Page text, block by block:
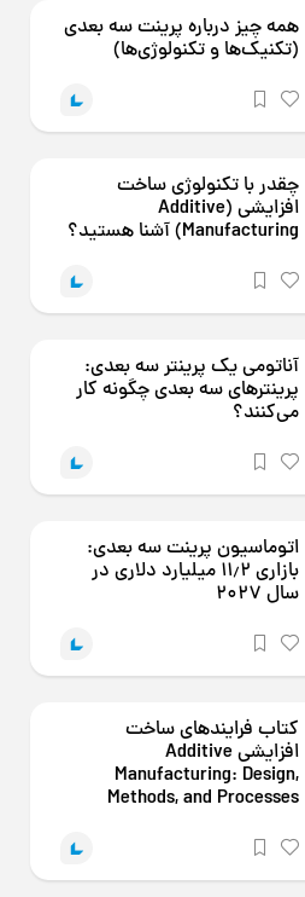
همه چیز درباره پرینت سه بعدی
(تکنیک‌ها و تکنولوژی‌ها)
چقدر با تکنولوژی ساخت
افزایشی (Additive
Manufacturing) آشنا هستید؟
آناتومی یک پرینتر سه بعدی:
پرینترهای سه بعدی چگونه کار
می‌کنند؟
اتوماسیون پرینت سه بعدی:
بازاری ۱۱٫۲ میلیارد دلاری در
سال ۲۰۲۷
کتاب فرایندهای ساخت
افزایشی Additive
Manufacturing: Design,
Methods, and Processes